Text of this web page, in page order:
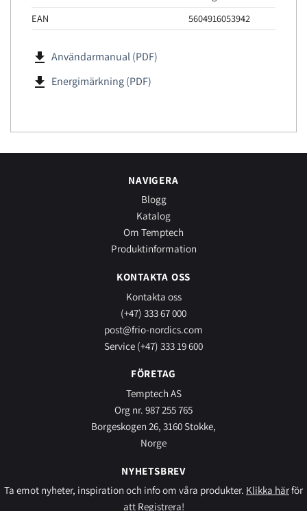
EAN
5604916053942
file_download Användarmanual (PDF)
file_download Energimärkning (PDF)
NAVIGERA
Blogg
Katalog
Om Temptech
Produktinformation
KONTAKTA OSS
Kontakta oss
(+47) 333 67 000
post@frio-nordics.com
Service (+47) 333 19 600
FÖRETAG
Temptech AS
Org nr. 987 255 765
Borgeskogen 26, 3160 Stokke,
Norge
NYHETSBREV
Ta emot nyheter, inspiration och info om våra produkter. Klikka härför
att Registrera!